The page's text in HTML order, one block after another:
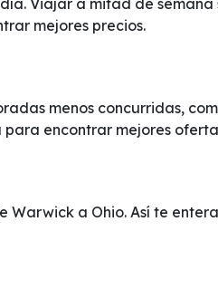
Viajar a mitad de
mejores precios.
menos concurridas,
encontrar mejores
a Ohio. Así te